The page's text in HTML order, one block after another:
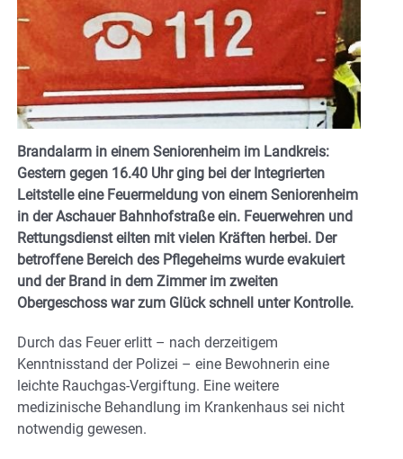
Brandalarm in einem Seniorenheim im Landkreis:
Gestern gegen 16.40 Uhr ging bei der Integrierten
Leitstelle eine Feuermeldung von einem Seniorenheim
in der Aschauer Bahnhofstraße ein. Feuerwehren und
Rettungsdienst eilten mit vielen Kräften herbei. Der
betroffene Bereich des Pflegeheims wurde evakuiert
und der Brand in dem Zimmer im zweiten
Obergeschoss war zum Glück schnell unter Kontrolle.
Durch das Feuer erlitt – nach derzeitigem
Kenntnisstand der Polizei – eine Bewohnerin eine
leichte Rauchgas-Vergiftung. Eine weitere
medizinische Behandlung im Krankenhaus sei nicht
notwendig gewesen.